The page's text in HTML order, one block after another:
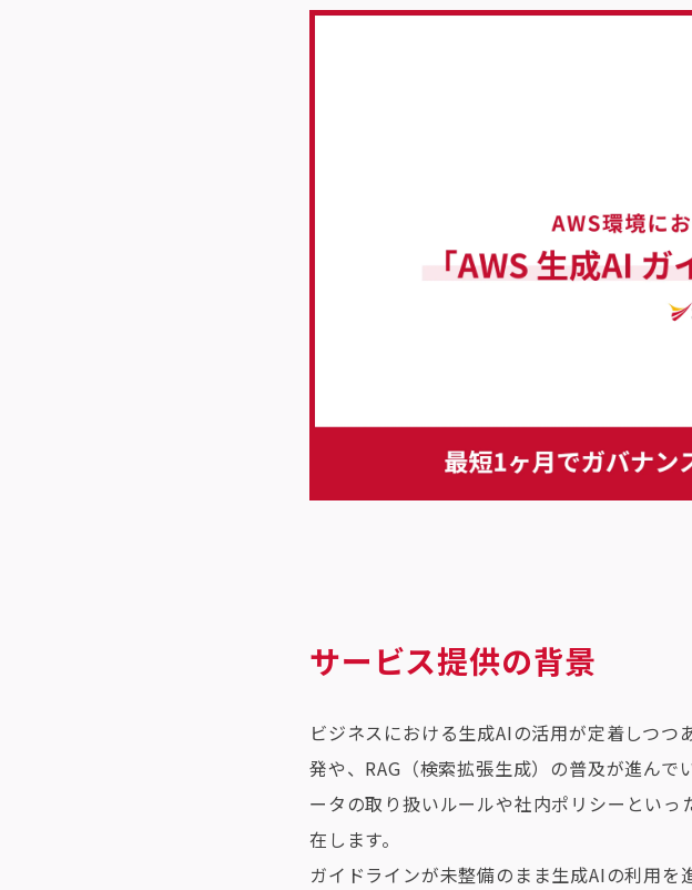
サービス提供の背景
ビジネスにおける生成AIの活用が定着しつ
発や、RAG（検索拡張生成）の普及が進ん
ータの取り扱いルールや社内ポリシーとい
在します。
ガイドラインが未整備のまま生成AIの利用